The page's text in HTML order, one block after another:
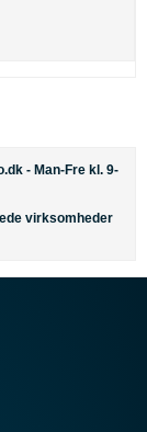
- Man-Fre kl. 9-
virksomheder